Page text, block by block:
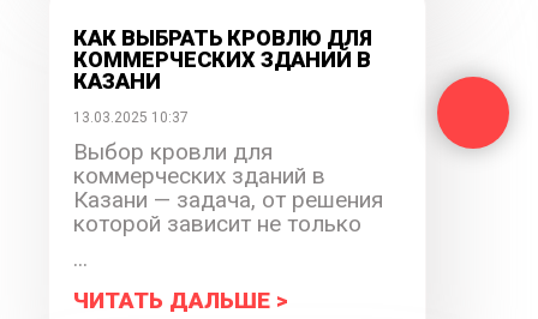
КАК ВЫБРАТЬ КРОВЛЮ ДЛЯ
КОММЕРЧЕСКИХ ЗДАНИЙ В
КАЗАНИ
13.03.2025 10:37
Выбор кровли для
коммерческих зданий в
Казани — задача, от решения
которой зависит не только
...
ЧИТАТЬ ДАЛЬШЕ >